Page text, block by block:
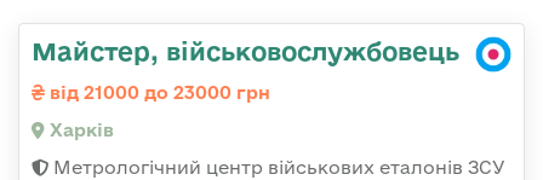
Майстер, військовослужбовець
від 21000 до 23000 грн
Харків
Метрологічний центр військових еталонів ЗСУ